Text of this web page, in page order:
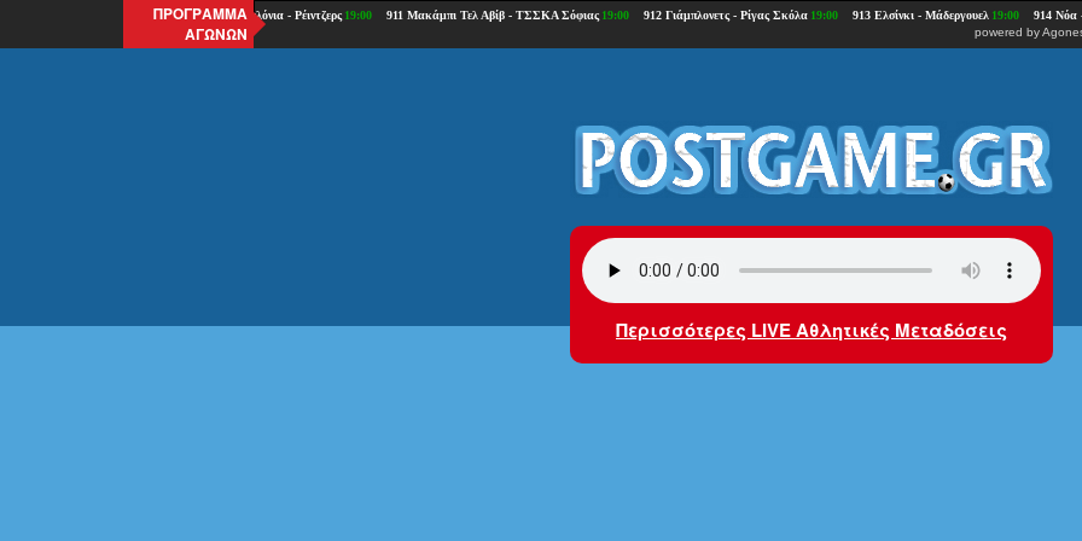
ΠΡΟΓΡΑΜΜΑ
ΑΓΩΝΩΝ
powered by
Περισσότερες LIVE Αθλητικές Μεταδόσεις